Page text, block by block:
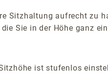
Sitzhaltung aufrecht zu
Sie in der Höhe ganz
ist stufenlos